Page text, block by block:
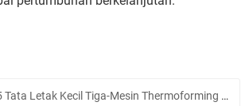
Letak Kecil Tiga-Mesin Thermoforming Stasiun